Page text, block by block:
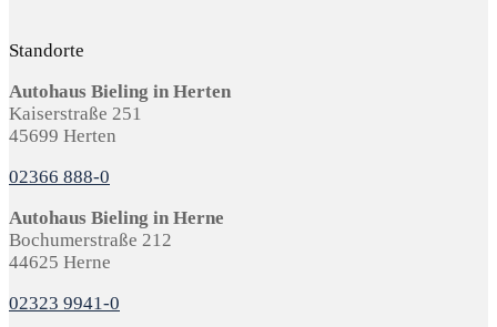
Standorte
Autohaus Bieling in Herten
Kaiserstraße 251
45699 Herten
02366 888-0
Autohaus Bieling in Herne
Bochumerstraße 212
44625 Herne
02323 9941-0